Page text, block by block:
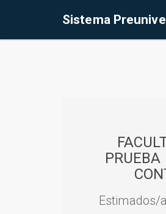
Sistema
Estimados/